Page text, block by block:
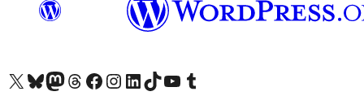
Visit our X (formerly Twitter) account
Apsilankykite mūsų Bluesky paskyroje
Visit our Mastodon account
Apsilankykite mūsų Threads paskyroje
Visit our Facebook page
Visit our Instagram account
Visit our LinkedIn account
Apsilankykite mūsų TikTok paskyroje
Visit our YouTube channel
Apsilankykite mūsų Tumblr paskyroje